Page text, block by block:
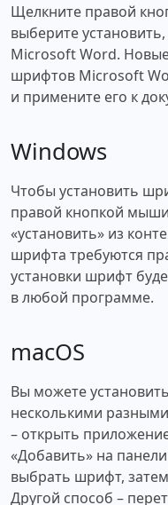
Щелкните правой
выберите
Microsoft Word.
шрифтов Microsoft
и примените его к
Windows
Чтобы установить
правой кнопкой
«установить» из
шрифта требуются
установки шрифт
в любой программе.
macOS
Вы можете
несколькими
– открыть
«Добавить» на
выбрать шрифт,
Другой способ –